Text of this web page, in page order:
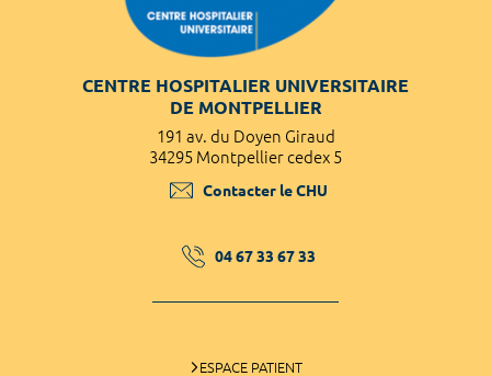
CENTRE HOSPITALIER UNIVERSITAIRE
DE MONTPELLIER
191 av. du Doyen Giraud
34295 Montpellier cedex 5
Contacter le CHU
04 67 33 67 33
ESPACE PATIENT